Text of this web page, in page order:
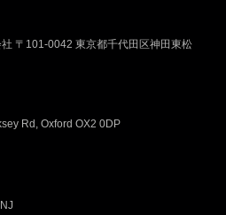
〒101-0042 東京都千代田区神田東松
Rd, Oxford OX2 0DP